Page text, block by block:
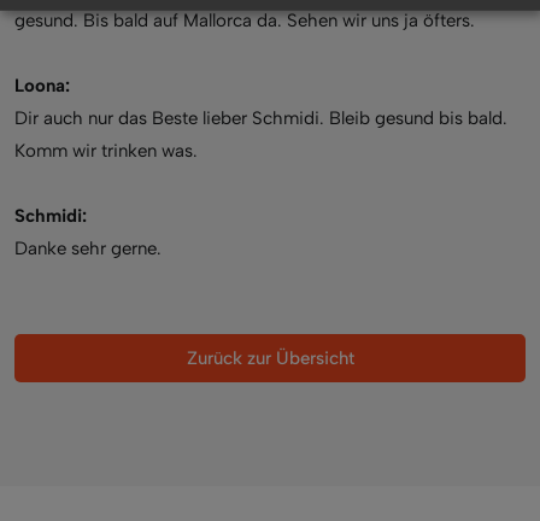
gesund. Bis bald auf Mallorca da. Sehen wir uns ja öfters.
Loona:
Dir auch nur das Beste lieber Schmidi. Bleib gesund bis bald.
Komm wir trinken was.
Schmidi:
Danke sehr gerne.
Zurück zur Übersicht